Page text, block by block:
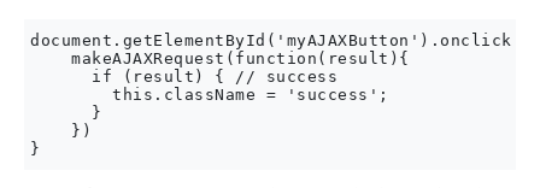
document.getElementById('myAJAXButton').onclick
    makeAJAXRequest(function(result){
      if (result) { // success
        this.className = 'success';
      }
    })